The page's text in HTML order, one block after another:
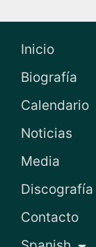
Inicio
Biografía
Calendario
Noticias
Media
Discografía
Contacto